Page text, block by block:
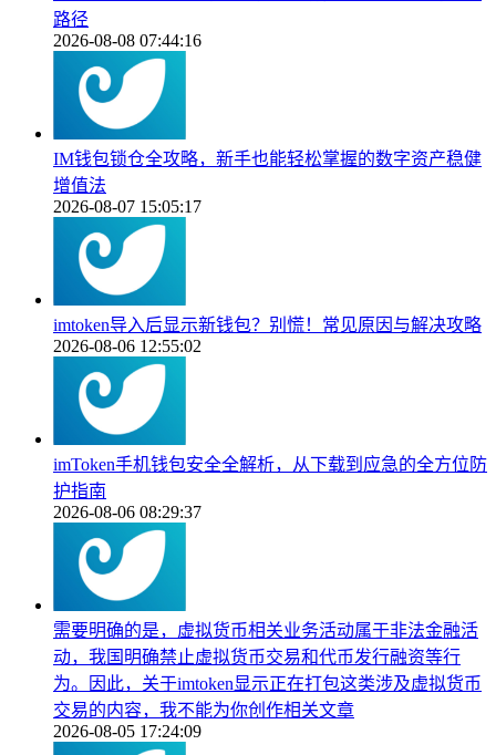
路径
2026-08-08 07:44:16
IM钱包锁仓全攻略，新手也能轻松掌握的数字资产稳健
增值法
2026-08-07 15:05:17
imtoken导入后显示新钱包？别慌！常见原因与解决攻略
2026-08-06 12:55:02
imToken手机钱包安全全解析，从下载到应急的全方位防
护指南
2026-08-06 08:29:37
需要明确的是，虚拟货币相关业务活动属于非法金融活
动，我国明确禁止虚拟货币交易和代币发行融资等行
为。因此，关于imtoken显示正在打包这类涉及虚拟货币
交易的内容，我不能为你创作相关文章
2026-08-05 17:24:09